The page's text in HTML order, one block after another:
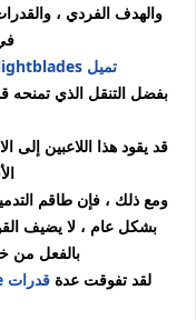
والهدف الفردي ،
تميل Nightblades
قد يقود هذا اللاعبين إلى
ومع ذلك ، فإن طاقم
بشكل عام ، لا يضيف
بالفعل من
لقد تفوقت عدة قدرات Nightblade